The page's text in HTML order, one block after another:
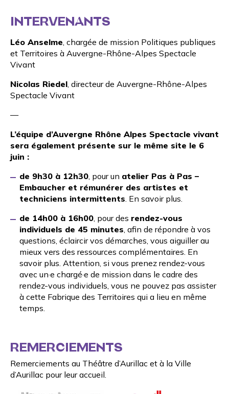
INTERVENANTS
Léo Anselme , chargée de mission Politiques publiques
et Territoires à Auvergne-Rhône-Alpes Spectacle
Vivant
Nicolas Riedel , directeur de Auvergne-Rhône-Alpes
Spectacle Vivant
—
L’équipe d’Auvergne Rhône Alpes Spectacle vivant
sera également présente sur le même site le 6
juin :
de 9h30 à 12h30 , pour un atelier Pas à Pas –
Embaucher et rémunérer des artistes et
techniciens intermittents En savoir plus
de 14h00 à 16h00 , pour des rendez-vous
individuels de 45 minutes , afin de répondre à vos
questions, éclaircir vos démarches, vous aiguiller au
mieux vers des ressources complémentaires. En
savoir plus . Attention, si vous prenez rendez-vous
avec un·e chargé·e de mission dans le cadre des
rendez-vous individuels, vous ne pouvez pas assister
à cette Fabrique des Territoires qui a lieu en même
temps.
REMERCIEMENTS
Remerciements au Théâtre d’Aurillac et à la Ville
d’Aurillac pour leur accueil.